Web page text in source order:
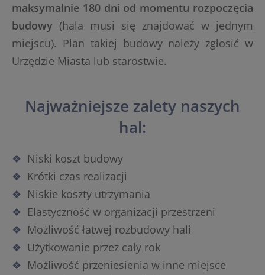
maksymalnie 180 dni od momentu rozpoczęcia
budowy (hala musi się znajdować w jednym
miejscu). Plan takiej budowy należy zgłosić w
Urzędzie Miasta lub starostwie.
Najważniejsze zalety naszych
hal:
Niski koszt budowy
Krótki czas realizacji
Niskie koszty utrzymania
Elastyczność w organizacji przestrzeni
Możliwość łatwej rozbudowy hali
Użytkowanie przez cały rok
Możliwość przeniesienia w inne miejsce